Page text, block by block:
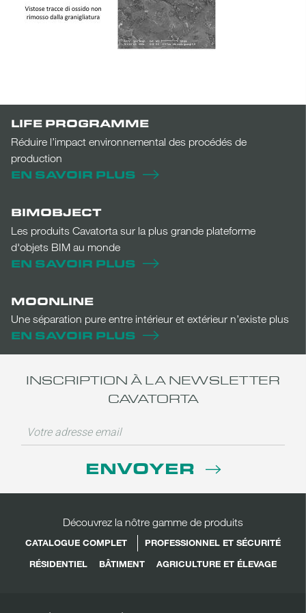
LIFE PROGRAMME
Réduire l’impact environnemental des procédés de
production
EN SAVOIR PLUS
BIMOBJECT
Les produits Cavatorta sur la plus grande plateforme
d'objets BIM au monde
EN SAVOIR PLUS
MOONLINE
Une séparation pure entre intérieur et extérieur n’existe plus
EN SAVOIR PLUS
INSCRIPTION À LA NEWSLETTER
CAVATORTA
ENVOYER
Découvrez la nôtre gamme de produits
CATALOGUE COMPLET
PROFESSIONNEL ET SÉCURITÉ
RÉSIDENTIEL
BÂTIMENT AGRICULTURE ET ÉLEVAGE